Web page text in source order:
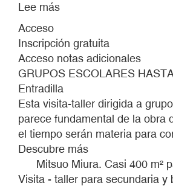
Lee más
encuentro
fugaz
Acceso
Inscripción gratuita
Acceso notas adicionales
GRUPOS ESCOLARES
Entradilla
Esta visita-taller dirigida a
parece fundamental de la obra
el tiempo serán materia para
Descubre más
Mitsuo Miura. Casi 400 m²
Visita - taller para secundaria